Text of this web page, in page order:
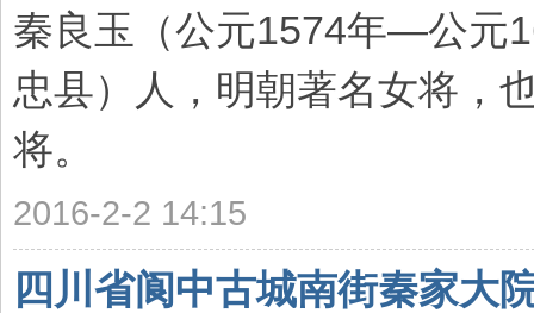
秦良玉（公元1574年—公元
忠县）人，明朝著名女将，
将。
2016-2-2 14:15
四川省阆中古城南街秦家大